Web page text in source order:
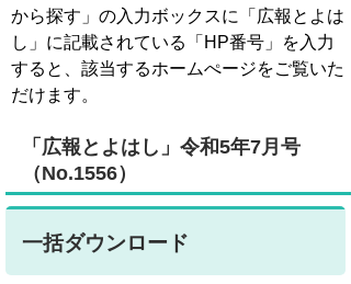
から探す」の入力ボックスに「広報とよは
し」に記載されている「HP番号」を入力
すると、該当するホームぺージをご覧いた
だけます。
「広報とよはし」令和5年7月号
（No.1556）
一括ダウンロード